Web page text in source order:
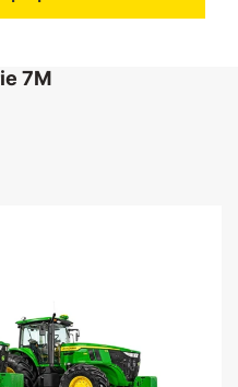
7M